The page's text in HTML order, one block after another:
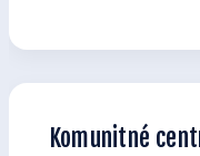
Komunitné